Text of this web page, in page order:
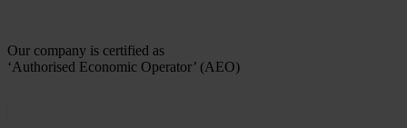
Our company is certified as
‘Authorised Economic Operator’ (AEO)